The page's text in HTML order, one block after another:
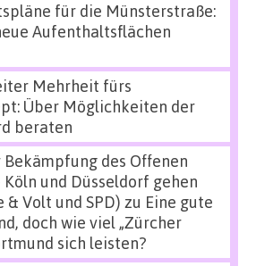
für die Münsterstraße:
Aufenthaltsflächen
Mehrheit fürs
Über Möglichkeiten der
beraten
des Offenen
und Düsseldorf gehen
& Volt und SPD) zu Eine gute
doch wie viel „Zürcher
sich leisten?